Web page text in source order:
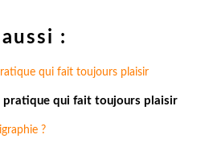
:
pratique qui fait toujours plaisir